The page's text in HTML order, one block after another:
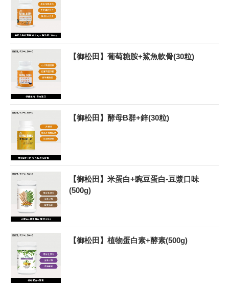
【御松田】葡萄糖胺+鯊魚軟骨(30粒)
【御松田】酵母B群+鋅(30粒)
【御松田】米蛋白+豌豆蛋白-豆漿口味
(500g)
【御松田】植物蛋白素+酵素(500g)